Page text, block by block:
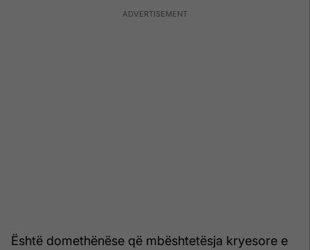
Është domethënëse që mbështetësja kryesore e